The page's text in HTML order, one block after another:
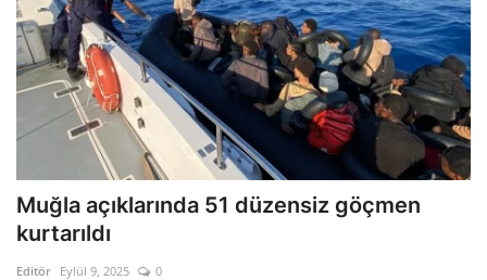
Muğla açıklarında 51 düzensiz göçmen
kurtarıldı
Editör Eylül 9, 2025 0